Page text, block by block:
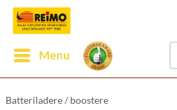
Menu
Batteriladere / boostere